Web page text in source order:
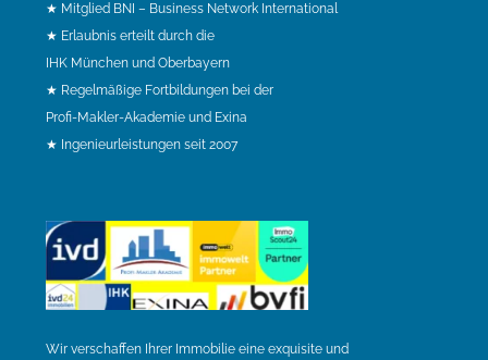
★ Mitglied BNI – Business Network International
★ Erlaubnis erteilt durch die
IHK München und Oberbayern
★ Regelmäßige Fortbildungen bei der
Profi-Makler-Akademie und Exina
★ Ingenieurleistungen seit 2007
Wir verschaffen Ihrer Immobilie eine exquisite und